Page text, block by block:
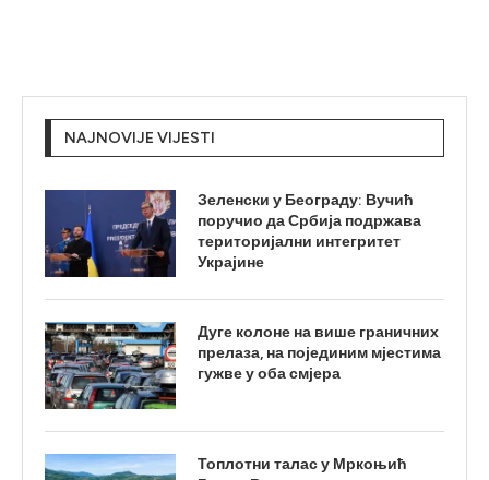
NAJNOVIJE VIJESTI
Зеленски у Београду: Вучић
поручио да Србија подржава
територијални интегритет
Украјине
Дуге колоне на више граничних
прелаза, на појединим мјестима
гужве у оба смјера
Топлотни талас у Мркоњић